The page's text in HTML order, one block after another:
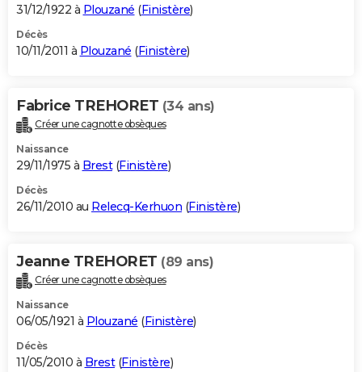
31/12/1922 à Plouzané (Finistère)
Décès
10/11/2011 à Plouzané (Finistère)
Fabrice TREHORET (34 ans)
Créer une cagnotte obsèques
Naissance
29/11/1975 à Brest(Finistère)
Décès
26/11/2010 au Relecq-Kerhuon (Finistère)
Jeanne TREHORET (89 ans)
Créer une cagnotte obsèques
Naissance
06/05/1921 à Plouzané (Finistère)
Décès
11/05/2010 à Brest(Finistère)